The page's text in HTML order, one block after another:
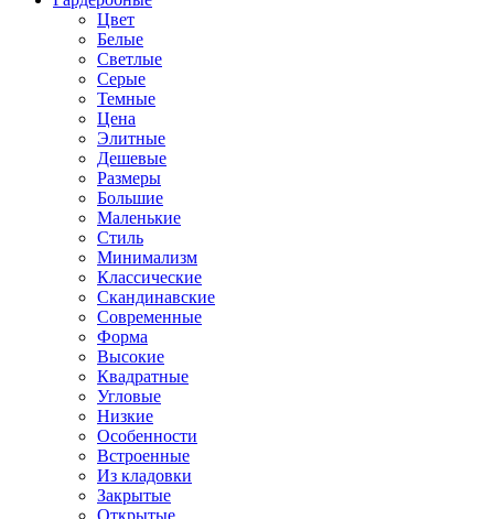
Цвет
Белые
Светлые
Серые
Темные
Цена
Элитные
Дешевые
Размеры
Большие
Маленькие
Стиль
Минимализм
Классические
Скандинавские
Современные
Форма
Высокие
Квадратные
Угловые
Низкие
Особенности
Встроенные
Из кладовки
Закрытые
Открытые